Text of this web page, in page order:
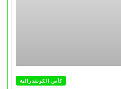
كأس الكونفدرالية